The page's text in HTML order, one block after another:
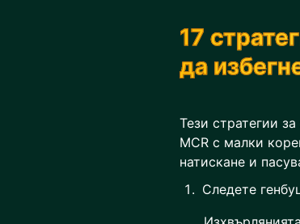
17
да
Тези стратегии
MCR с малки
натискане и
Следете